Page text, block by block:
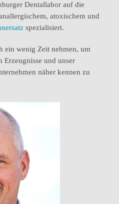
Dentallabor auf die
atoxischem und
spezialisiert.
ein wenig Zeit nehmen, um
Erzeugnisse und unser
näher kennen zu